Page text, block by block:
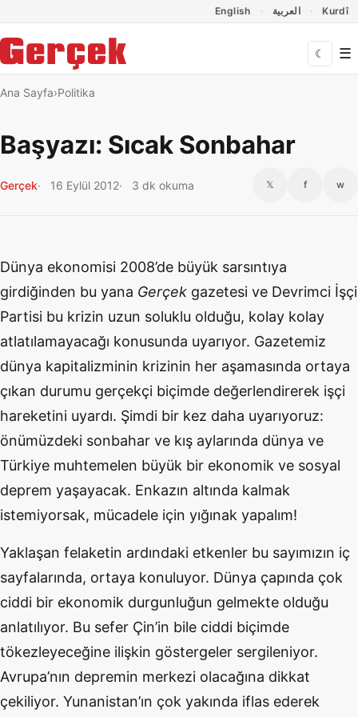
English العربية Kurdî
☾ ☰
Ana Sayfa Politika
Başyazı: Sıcak Sonbahar
Gerçek 16 Eylül 2012 3 dk okuma 𝕏 f w
Dünya ekonomisi 2008’de büyük sarsıntıya
girdiğinden bu yana Gerçek gazetesi ve Devrimci İşçi
Partisi bu krizin uzun soluklu olduğu, kolay kolay
atlatılamayacağı konusunda uyarıyor. Gazetemiz
dünya kapitalizminin krizinin her aşamasında ortaya
çıkan durumu gerçekçi biçimde değerlendirerek işçi
hareketini uyardı. Şimdi bir kez daha uyarıyoruz:
önümüzdeki sonbahar ve kış aylarında dünya ve
Türkiye muhtemelen büyük bir ekonomik ve sosyal
deprem yaşayacak. Enkazın altında kalmak
istemiyorsak, mücadele için yığınak yapalım!
Yaklaşan felaketin ardındaki etkenler bu sayımızın iç
sayfalarında, ortaya konuluyor. Dünya çapında çok
ciddi bir ekonomik durgunluğun gelmekte olduğu
anlatılıyor. Bu sefer Çin’in bile ciddi biçimde
tökezleyeceğine ilişkin göstergeler sergileniyor.
Avrupa’nın depremin merkezi olacağına dikkat
çekiliyor. Yunanistan’ın çok yakında iflas ederek